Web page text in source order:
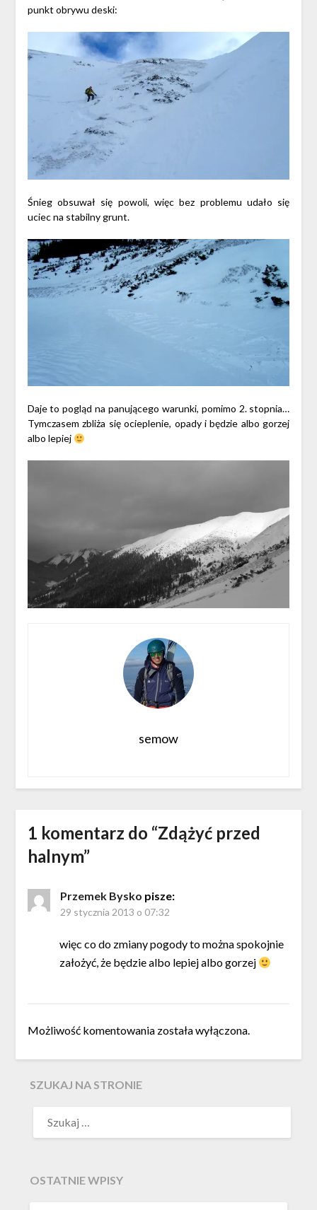
punkt obrywu deski:
Śnieg obsuwał się powoli, więc bez problemu udało się
uciec na stabilny grunt.
Daje to pogląd na panującego warunki, pomimo 2. stopnia…
Tymczasem zbliża się ocieplenie, opady i będzie albo gorzej
albo lepiej
semow
1 komentarz do “Zdążyć przed
halnym”
Przemek Bysko pisze:
29 stycznia 2013 o 07:32
więc co do zmiany pogody to można spokojnie
założyć, że będzie albo lepiej albo gorzej
Możliwość komentowania została wyłączona.
SZUKAJ NA STRONIE
OSTATNIE WPISY